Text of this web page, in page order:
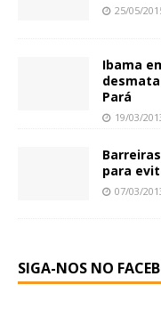
25/05/
Ibama
Pará
19/03/
para
07/03/
SIGA-NOS NO